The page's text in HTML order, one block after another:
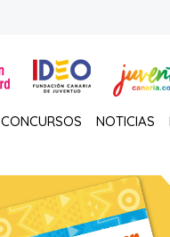
CONCURSOS NOTICIAS